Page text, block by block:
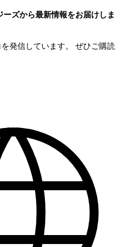
ズから最新情報をお届けしま
発信しています。 ぜひご購読